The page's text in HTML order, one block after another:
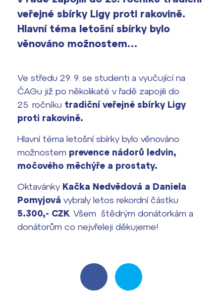
Výsledky 1. kola přijímacího řízení
2026/2027
Europass
FOCUSing
ČAG studentský
Pomoc! Mám problém!
Harmonogram školního roku
vyhledávání
Office 365
veřejné sbírky Ligy proti rakovině.
Hlavní téma letošní sbírky bylo
věnováno možnostem…
Ve středu 29. 9. se studenti a vyučující na
ČAGu již po několikaté v řadě zapojili do
25. ročníku tradiční veřejné sbírky Ligy
proti rakovině.
Hlavní téma letošní sbírky bylo věnováno
možnostem prevence nádorů ledvin,
močového měchýře a prostaty.
Oktavánky Kačka Nedvědová a Daniela
Pomyjová vybraly letos rekordní částku
5.300,- CZK . Všem štědrým donátorkám a
donátorům co nejvřeleji děkujeme!